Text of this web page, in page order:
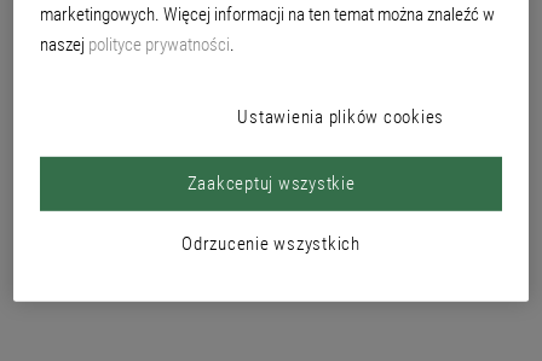
PRODUKTY
marketingowych. Więcej informacji na ten temat można znaleźć w
naszej polityce prywatności.
Ustawienia plików cookies
Odrzucenie wszystkich
Zaakceptuj wszystkie